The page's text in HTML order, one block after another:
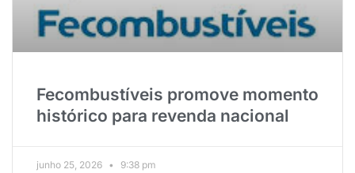
Fecombustíveis promove momento
histórico para revenda nacional
junho 25, 2026 9:38 pm